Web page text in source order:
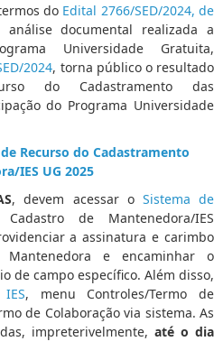
do Edital 2766/SED/2024, de
documental realizada a
Universidade Gratuita,
2024, torna público o resultado
do Cadastramento das
do Programa Universidade
Recurso do Cadastramento
IES UG 2025
, devem acessar o Sistema de
de Mantenedora/IES
a assinatura e carimbo
e encaminhar o
de campo específico. Além disso,
, menu Controles/Termo de
de Colaboração via sistema. As
impreterivelmente, até o dia